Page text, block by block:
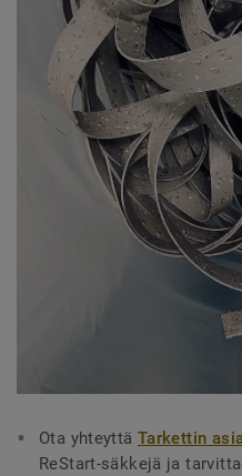
Ota yhteyttä Tarkettin
ReStart-säkkejä ja